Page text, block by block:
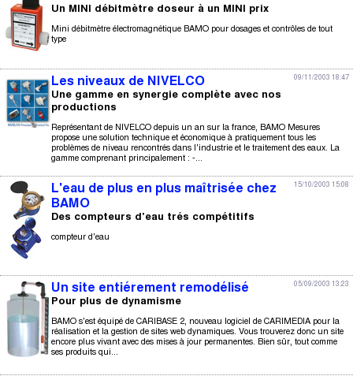
Un MINI débitmètre doseur à un MINI prix
Mini débitmètre électromagnétique BAMO pour dosages et contrôles de tout
type
09/11/2003 18:47
Les niveaux de NIVELCO
Une gamme en synergie complète avec nos
productions
Représentant de NIVELCO depuis un an sur la france, BAMO Mesures
propose une solution technique et économique à pratiquement tous les
problèmes de niveau rencontrés dans l'industrie et le traitement des eaux. La
gamme comprenant principalement : -...
15/10/2003 15:08
L'eau de plus en plus maîtrisée chez
BAMO
Des compteurs d'eau trés compétitifs
compteur d'eau
05/09/2003 13:23
Un site entiérement remodélisé
Pour plus de dynamisme
BAMO s'est équipé de CARIBASE 2, nouveau logiciel de CARIMEDIA pour la
réalisation et la gestion de sites web dynamiques. Vous trouverez donc un site
encore plus vivant avec des mises à jour permanentes. Bien sûr, tout comme
ses produits qui...